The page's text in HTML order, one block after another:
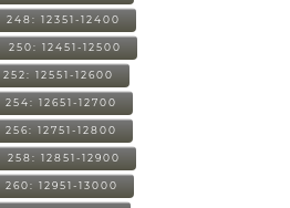
248: 12351-12400
250: 12451-12500
252: 12551-12600
254: 12651-12700
256: 12751-12800
258: 12851-12900
260: 12951-13000